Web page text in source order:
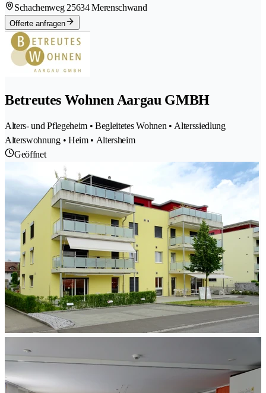
Schachenweg 25634 Merenschwand
Offerte anfragen
Betreutes Wohnen Aargau GMBH
Alters- und Pflegeheim • Begleitetes Wohnen • Alterssiedlung
Alterswohnung • Heim • Altersheim
Geöffnet